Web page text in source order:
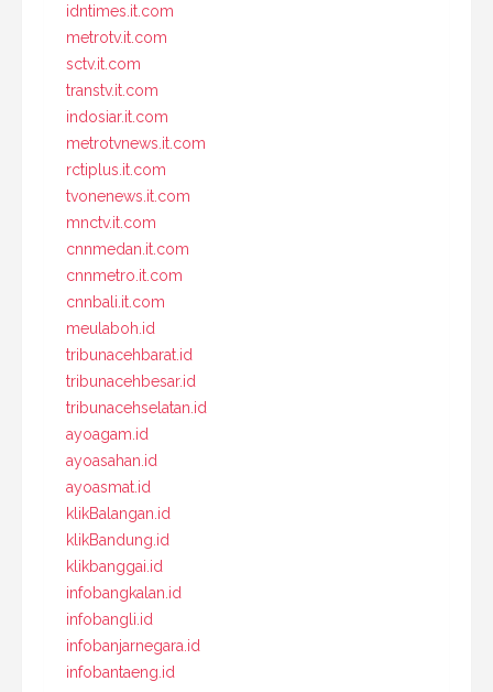
idntimes.it.com
metrotv.it.com
sctv.it.com
transtv.it.com
indosiar.it.com
metrotvnews.it.com
rctiplus.it.com
tvonenews.it.com
mnctv.it.com
cnnmedan.it.com
cnnmetro.it.com
cnnbali.it.com
meulaboh.id
tribunacehbarat.id
tribunacehbesar.id
tribunacehselatan.id
ayoagam.id
ayoasahan.id
ayoasmat.id
klikBalangan.id
klikBandung.id
klikbanggai.id
infobangkalan.id
infobangli.id
infobanjarnegara.id
infobantaeng.id